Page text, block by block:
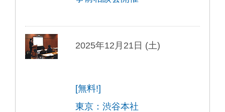
2025年12月21日 (土)
[無料!]
東京：渋谷本社